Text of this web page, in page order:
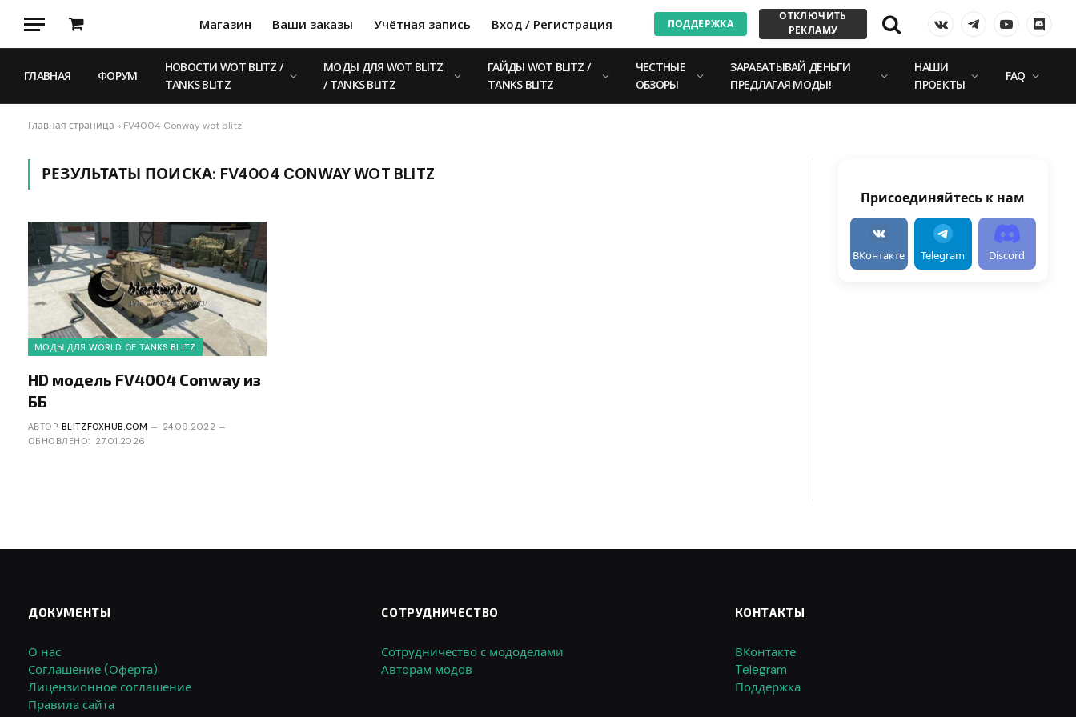
Корзина
Магазин Ваши заказы Учётная запись Вход / Регистрация ПОДДЕРЖКА
ОТКЛЮЧИТЬ
РЕКЛАМУ
VKontakteTelegramYouTube
ГЛАВНАЯ ФОРУМ
НОВОСТИ WOT BLITZ /
TANKS BLITZ
МОДЫ ДЛЯ WOT BLITZ
/ TANKS BLITZ
ГАЙДЫ WOT BLITZ /
TANKS BLITZ
ЧЕСТНЫЕ
ОБЗОРЫ
ЗАРАБАТЫВАЙ ДЕНЬГИ
ПРЕДЛАГАЯ МОДЫ!
НАШИ
ПРОЕКТЫ
FAQ
Главная страница » FV4004 Conway wot blitz
РЕЗУЛЬТАТЫ ПОИСКА: FV4004 CONWAY WOT BLITZ
МОДЫ ДЛЯ WORLD OF TANKS BLITZ
HD модель FV4004 Conway из
ББ
АВТОР BLITZFOXHUB.COM
24.09.2022
ОБНОВЛЕНО: 27.01.2026
Присоединяйтесь к нам
ВКонтакте Telegram Discord
ДОКУМЕНТЫ
О нас
Соглашение (Оферта)
Лицензионное соглашение
Правила сайта
СОТРУДНИЧЕСТВО
Сотрудничество с мододелами
Авторам модов
КОНТАКТЫ
ВКонтакте
Telegram
Поддержка